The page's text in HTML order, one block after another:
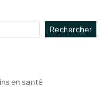
Rechercher
en santé